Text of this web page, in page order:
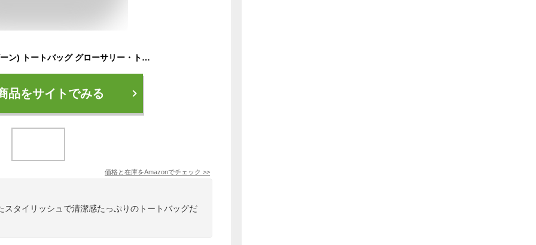
L.L.Bean(エルエルビーン) トートバッグ グローサリー・トート キャンバス Natural ナチュラル ０ＲＰＡ４７００００
品をサイトでみる
価格と在庫をAmazonでチェック >>
スタイリッシュで清潔感たっぷりのトートバッグだ